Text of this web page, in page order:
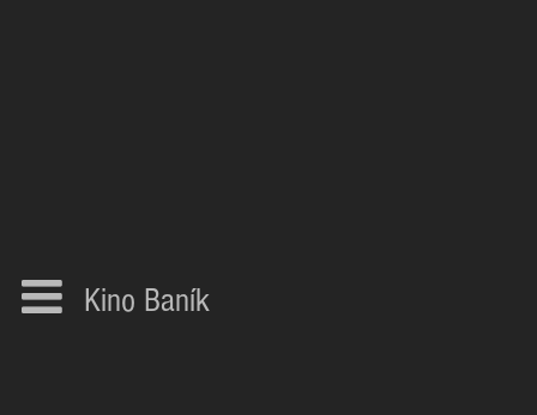
Kino Baník